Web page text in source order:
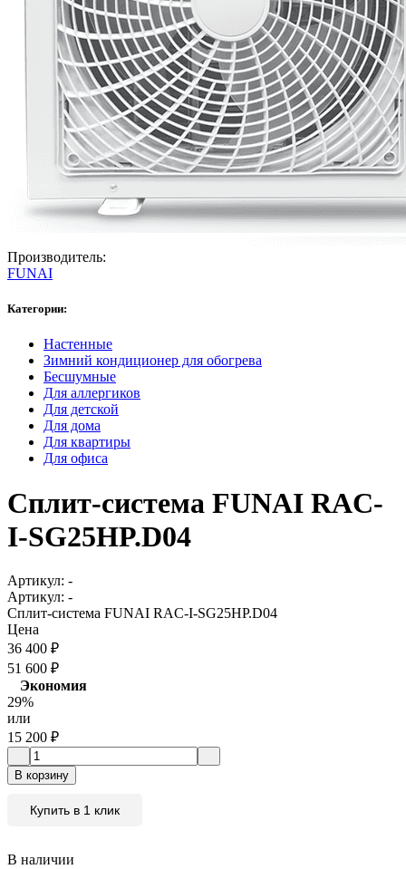
Производитель:
FUNAI
Категории:
Настенные
Зимний кондиционер для обогрева
Бесшумные
Для аллергиков
Для детской
Для дома
Для квартиры
Для офиса
Сплит-система FUNAI RAC-
I-SG25HP.D04
Артикул: -
Артикул: -
Сплит-система FUNAI RAC-I-SG25HP.D04
Цена
36 400 ₽
51 600 ₽
Экономия
29%
или
15 200 ₽
В корзину
Купить в 1 клик
В наличии